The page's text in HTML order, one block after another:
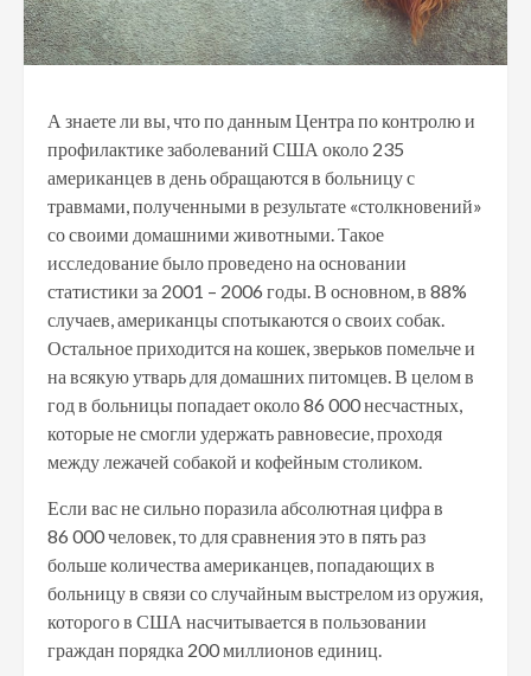
А знаете ли вы, что по данным Центра по контролю и
профилактике заболеваний США около 235
американцев в день обращаются в больницу с
травмами, полученными в результате «столкновений»
со своими домашними животными. Такое
исследование было проведено на основании
статистики за 2001 – 2006 годы. В основном, в 88%
случаев, американцы спотыкаются о своих собак.
Остальное приходится на кошек, зверьков помельче и
на всякую утварь для домашних питомцев. В целом в
год в больницы попадает около 86 000 несчастных,
которые не смогли удержать равновесие, проходя
между лежачей собакой и кофейным столиком.
Если вас не сильно поразила абсолютная цифра в
86 000 человек, то для сравнения это в пять раз
больше количества американцев, попадающих в
больницу в связи со случайным выстрелом из оружия,
которого в США насчитывается в пользовании
граждан порядка 200 миллионов единиц.